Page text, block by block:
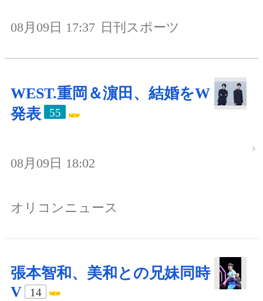
08月09日 17:37 日刊スポーツ
WEST.重岡＆濵田、結婚をW
発表
55
08月09日 18:02
オリコンニュース
張本智和、美和との兄妹同時
V
14